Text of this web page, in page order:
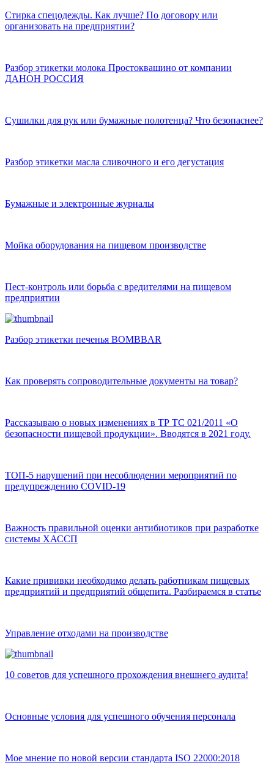
Стирка спецодежды. Как лучше? По договору или
организовать на предприятии?
Разбор этикетки молока Простоквашино от компании
ДАНОН РОССИЯ
Сушилки для рук или бумажные полотенца? Что безопаснее?
Разбор этикетки масла сливочного и его дегустация
Бумажные и электронные журналы
Мойка оборудования на пищевом производстве
Пест-контроль или борьба с вредителями на пищевом
предприятии
Разбор этикетки печенья BOMBBAR
Как проверять сопроводительные документы на товар?
Рассказываю о новых изменениях в ТР ТС 021/2011 «О
безопасности пищевой продукции». Вводятся в 2021 году.
ТОП-5 нарушений при несоблюдении мероприятий по
предупреждению COVID-19
Важность правильной оценки антибиотиков при разработке
системы ХАССП
Какие прививки необходимо делать работникам пищевых
предприятий и предприятий общепита. Разбираемся в статье
Управление отходами на производстве
10 советов для успешного прохождения внешнего аудита!
Основные условия для успешного обучения персонала
Мое мнение по новой версии стандарта ISO 22000:2018